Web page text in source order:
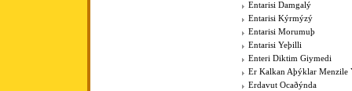
Entarisi Damgalý
Entarisi Kýrmýzý
Entarisi Morumuþ
Entarisi Yeþilli
Enteri Diktim Giymedi
Er Kalkan Aþýklar Menzile
Erdavut Ocaðýnda